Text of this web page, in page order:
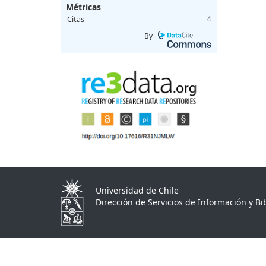
Métricas
Citas 4
By
Universidad de Chile
Dirección de Servicios de Información y